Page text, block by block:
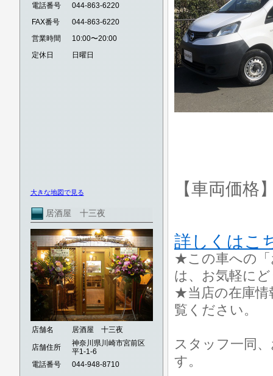
電話番号
044-863-6220
FAX番号
044-863-6220
営業時間
10:00〜20:00
定休日
日曜日
大きな地図で見る
居酒屋 十三夜
店舗名 居酒屋 十三夜
店舗住所
神奈川県川崎市宮前区
平1-1-6
電話番号
044-948-8710
【車両価格
詳しくはこ
★この車への「
は、お気軽に
★当店の在庫情
覧ください。
スタッフ一同
す。